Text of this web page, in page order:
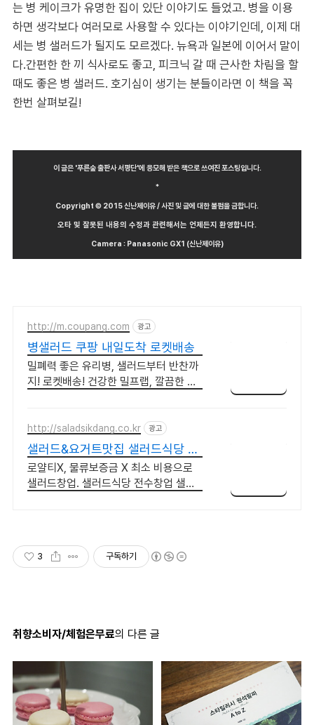
는 병 케이크가 유명한 집이 있단 이야기도 들었고. 병을 이용
하면 생각보다 여러모로 사용할 수 있다는 이야기인데, 이제 대
세는 병 샐러드가 될지도 모르겠다. 뉴욕과 일본에 이어서 말이
다.간편한 한 끼 식사로도 좋고, 피크닉 갈 때 근사한 차림을 할
때도 좋은 병 샐러드. 호기심이 생기는 분들이라면 이 책을 꼭
한번 살펴보길!
이 글은 '푸른숲 출판사 서평단'에 응모해 받은 책으로 쓰여진 포스팅입니다.
*
Copyright © 2015 신난제이유 / 사진 및 글에 대한 불펌을 금합니다.
오타 및 잘못된 내용의 수정과 관련해서는 언제든지 환영합니다.
Camera : Panasonic GX1 (신난제이유)
http://m.coupang.com 광고
병샐러드 쿠팡 내일도착 로켓배송
밀폐력 좋은 유리병, 샐러드부터 반찬까
지! 로켓배송! 건강한 밀프랩, 깔끔한 냉
http://saladsikdang.co.kr 광고
샐러드&요거트맛집 샐러드식당 푸
짐한 샐러드&요거트 맛집
로얄티X, 물류보증금 X 최소 비용으로
샐러드창업. 샐러드식당 전수창업 샐러
3 구독하기
취향소비자/체험은무료의 다른 글